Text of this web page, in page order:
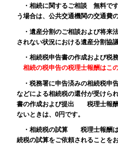
・相続に関するご相談 無料で
う場合は、公共交通機関の交通費
・遺産分割のご相談および将来
されない状況における遺産分割協
・相続税申告書の作成および
相続の税申告の税理士報酬はこ
・税務署に申告済みの相続税申
などによる相続税の還付が受けら
書の作成および提出 税理士報酬
ないときは、0円です。
・相続税の試算 税理士報酬は
続税の試算をご依頼されることを